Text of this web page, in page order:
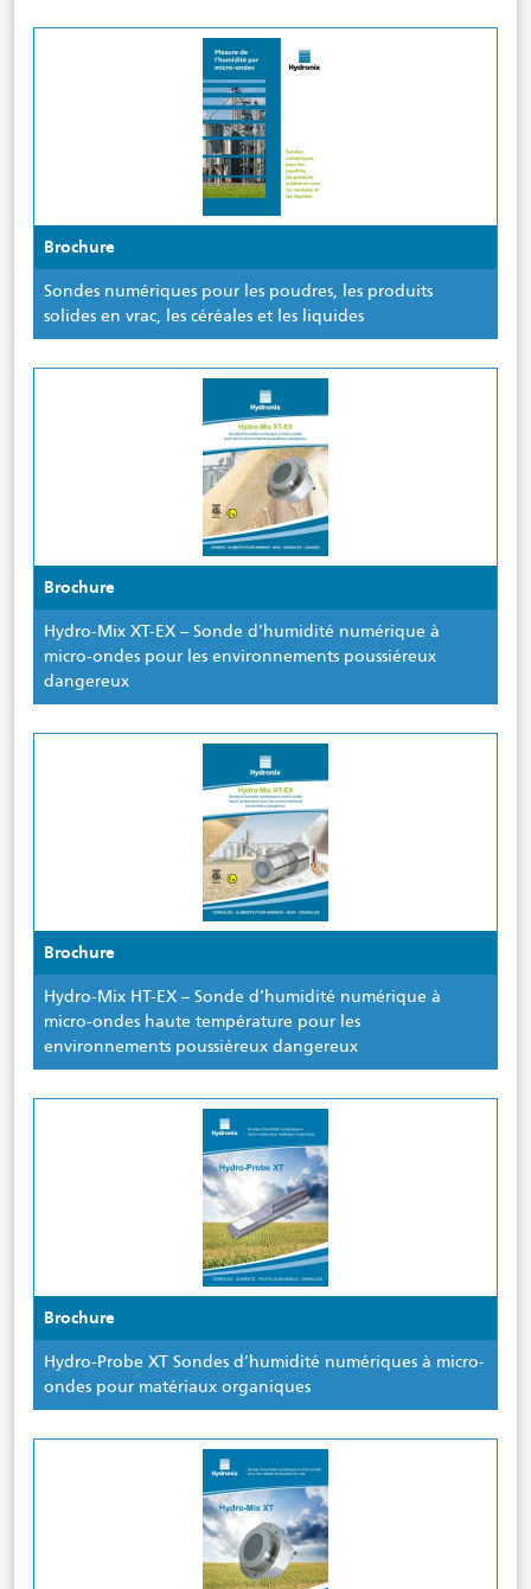
Brochure
Sondes numériques pour les poudres, les produits
solides en vrac, les céréales et les liquides
Brochure
Hydro-Mix XT-EX – Sonde d’humidité numérique à
micro-ondes pour les environnements poussiéreux
dangereux
Brochure
Hydro-Mix HT-EX – Sonde d’humidité numérique à
micro-ondes haute température pour les
environnements poussiéreux dangereux
Brochure
Hydro-Probe XT Sondes d’humidité numériques à micro-
ondes pour matériaux organiques